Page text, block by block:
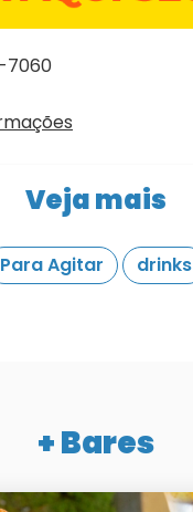
7060
Veja mais
Para Agitar drinks
+ Bares